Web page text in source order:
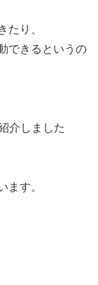
たり、
できるというの
介しました
ます。